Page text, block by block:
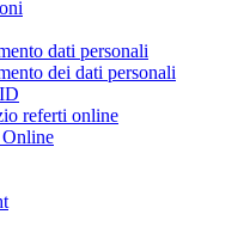
dati personali
dei dati personali
referti online
Online